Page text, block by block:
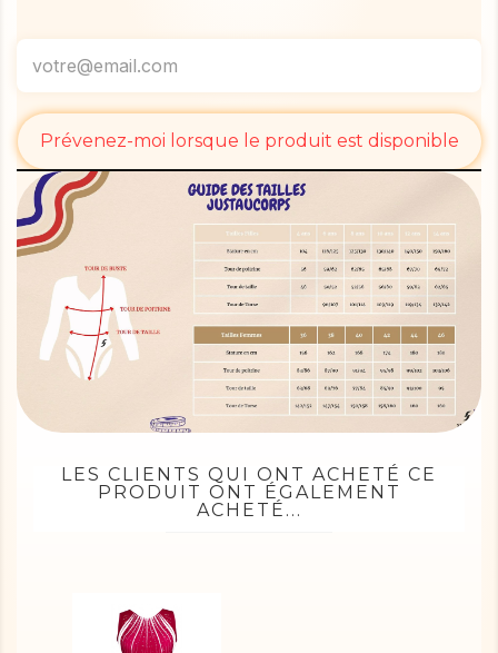
Prévenez-moi lorsque le produit est disponible
LES CLIENTS QUI ONT ACHETÉ CE
PRODUIT ONT ÉGALEMENT
ACHETÉ...